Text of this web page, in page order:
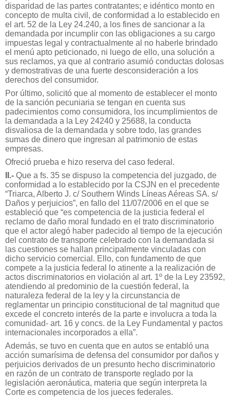
disparidad de las partes contratantes; e idéntico monto en
concepto de multa civil, de conformidad a lo establecido en
el art. 52 de la Ley 24.240, a los fines de sancionar a la
demandada por incumplir con las obligaciones a su cargo
impuestas legal y contractualmente al no haberle brindado
el menú apto peticionado, ni luego de ello, una solución a
sus reclamos, ya que al contrario asumió conductas dolosas
y demostrativas de una fuerte desconsideración a los
derechos del consumidor.
Por último, solicitó que al momento de establecer el monto
de la sanción pecuniaria se tengan en cuenta sus
padecimientos como consumidora, los incumplimientos de
la demandada a la Ley 24240 y 25688, la conducta
disvaliosa de la demandada y sobre todo, las grandes
sumas de dinero que ingresan al patrimonio de estas
empresas.
Ofreció prueba e hizo reserva del caso federal.
II.- Que a fs. 35 se dispuso la competencia del juzgado, de
conformidad a lo establecido por la CSJN en el precedente
“Triarca, Alberto J. c/ Southern Winds Líneas Aéreas SA. s/
Daños y perjuicios”, en fallo del 11/07/2006 en el que se
estableció que “es competencia de la justicia federal el
reclamo de daño moral fundado en el trato discriminatorio
que el actor alegó haber padecido al tiempo de la ejecución
del contrato de transporte celebrado con la demandada si
las cuestiones se hallan principalmente vinculadas con
dicho servicio comercial. Ello, con fundamento de que
compete a la justicia federal lo atinente a la realización de
actos discriminatorios en violación al art. 1º de la Ley 23592,
atendiendo al predominio de la cuestión federal, la
naturaleza federal de la ley y la circunstancia de
reglamentar un principio constitucional de tal magnitud que
excede el concreto interés de la parte e involucra a toda la
comunidad- art. 16 y concs. de la Ley Fundamental y pactos
internacionales incorporados a ella”.
Además, se tuvo en cuenta que en autos se entabló una
acción sumarísima de defensa del consumidor por daños y
perjuicios derivados de un presunto hecho discriminatorio
en razón de un contrato de transporte reglado por la
legislación aeronáutica, materia que según interpreta la
Corte es competencia de los jueces federales.